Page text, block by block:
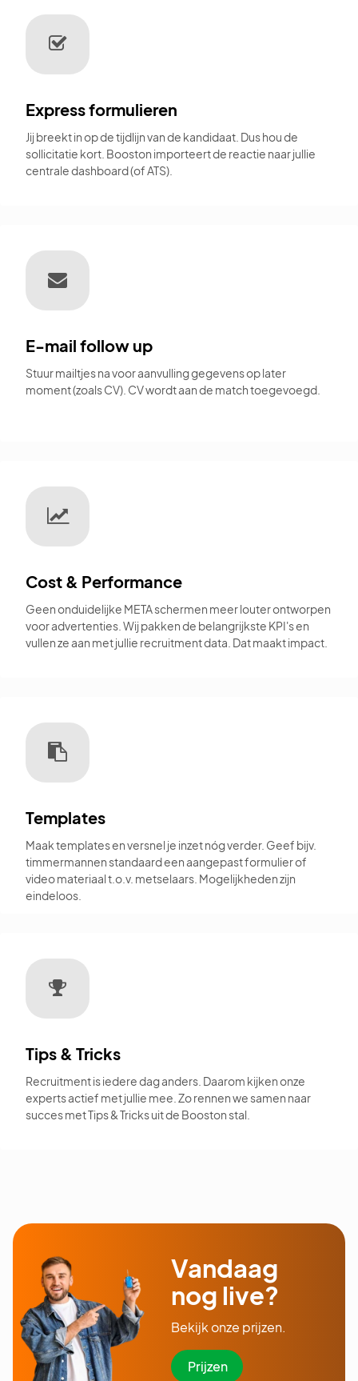
Express formulieren
Jij breekt in op de tijdlijn van de kandidaat. Dus hou de
sollicitatie kort. Booston importeert de reactie naar jullie
centrale dashboard (of ATS).
E-mail follow up
Stuur mailtjes na voor aanvulling gegevens op later
moment (zoals CV). CV wordt aan de match toegevoegd.
Cost & Performance
Geen onduidelijke META schermen meer louter ontworpen
voor advertenties. Wij pakken de belangrijkste KPI's en
vullen ze aan met jullie recruitment data. Dat maakt impact.
Templates
Maak templates en versnel je inzet nóg verder. Geef bijv.
timmermannen standaard een aangepast formulier of
video materiaal t.o.v. metselaars. Mogelijkheden zijn
eindeloos.
Tips & Tricks
Recruitment is iedere dag anders. Daarom kijken onze
experts actief met jullie mee. Zo rennen we samen naar
succes met Tips & Tricks uit de Booston stal.
Vandaag
nog live?
Bekijk onze prijzen.
Prijzen